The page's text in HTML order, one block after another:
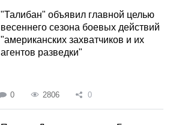
"Талибан" объявил главной целью
весеннего сезона боевых действий
"американских захватчиков и их
агентов разведки"
0 2806 0